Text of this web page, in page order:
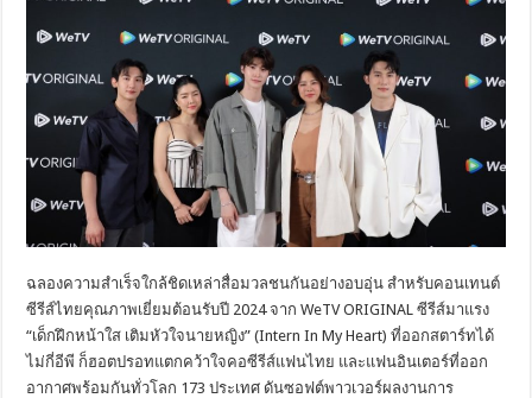
ฉลองความสำเร็จใกล้ชิดเหล่าสื่อมวลชนกันอย่างอบอุ่น สำหรับคอนเทนต์
ซีรีส์ไทยคุณภาพเยี่ยมต้อนรับปี 2024 จาก WeTV ORIGINAL ซีรีส์มาแรง
“เด็กฝึกหน้าใส เติมหัวใจนายหญิง” (Intern In My Heart) ที่ออกสตาร์ทได้
ไม่กี่อีพี ก็ฮอตปรอทแตกคว้าใจคอซีรีส์แฟนไทย และแฟนอินเตอร์ที่ออก
อากาศพร้อมกันทั่วโลก 173 ประเทศ ดันซอฟต์พาวเวอร์ผลงานการ